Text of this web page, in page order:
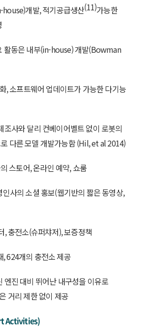
house)개발, 적기공급생산(11)가능한
활동은 내부(in-house) 개발(Bowman
, 소프트웨어 업데이트가 가능한 다기능
사와 달리 컨베이어벨트 없이 로봇의
다른 모델 개발가능함 (Hil, et al 2014)
스토어, 온라인 예약, 쇼룸
사의 소셜 홍보(웹기반의 짧은 동영상,
, 충전소(슈퍼챠저), 보증정책
624개의 충전소 제공
진 대비 뛰어난 내구성을 이유로
거리 제한 없이 제공
Activities)